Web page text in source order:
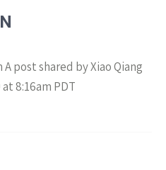
post shared by Xiao Qiang
8:16am PDT